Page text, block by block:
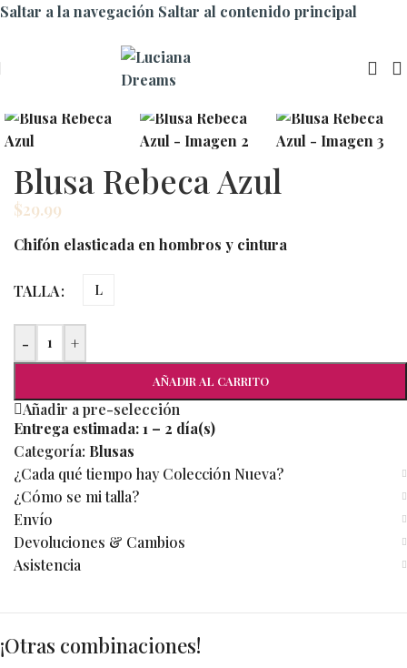
Saltar a la navegación Saltar al contenido principal
Blusa Rebeca Azul
$29.99
Chifón elasticada en hombros y cintura
TALLA L
- +
AÑADIR AL CARRITO
Añadir a pre-selección
Entrega estimada:1 – 2 día(s)
Categoría: Blusas
¿Cada qué tiempo hay Colección Nueva?
¿Cómo se mi talla?
Envío
Devoluciones & Cambios
Asistencia
¡Otras combinaciones!